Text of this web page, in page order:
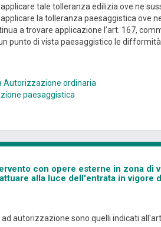
tale tolleranza edilizia ove ne
la tolleranza paesaggistica ove
a trovare applicazione l’art. 167,
punto di vista paesaggistico le
Autorizzazione ordinaria
paesaggistica
con opere esterne in zona
alla luce dell'entrata in vigore
autorizzazione sono quelli indicati